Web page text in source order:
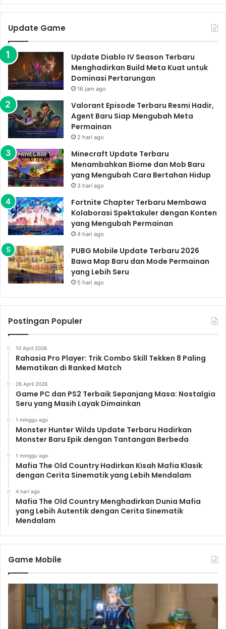
kemungkinan akan ditingkatkan secara signifikan.
peningkatan pada sistem gameplay, dengan
penambahan fitur-fitur baru yang akan membuat
pengalaman bermain game lebih menarik dan
menantang. Mungkin akan ada senjata baru,
kemampuan baru bagi Sam, dan bahkan mungkin area
yang lebih luas untuk dijelajahi.
Read Also:
Monster Hunter Wilds Segera Hadir: Siapkan
Senjata dan Nyali untuk Bertarung Lawan
Monster Raksasa yang Lebih Buas!
GTA 6 Resmi Kembali! Siap Masuk ke Dunia
Kriminal yang Lebih Gila, Brutal, dan Bebas
dari Aturan
Cerita Baru, Misteri Baru
Tentu saja, yang paling ditunggu-tunggu adalah cerita
baru yang akan disajikan dalamDeath Stranding 2.
tentang plot cerita yang akan dikembangkan, tetapi
Sam akan menghadapi ancaman baru? Apakah dia
akan bertemu dengan karakter-karakter baru?
Pertanyaan-pertanyaan ini masih menjadi misteri yang
akan terjawab setelah game ini dirilis.
Kembalinya Pemain Lama dan
Wajah-wajah Baru
Meskipun belum ada konfirmasi resmi, diharapkan
bahwa beberapa karakter ikonik dari
akan kembali hadir dalam sekuelnya. Kehadiran
Norman Reedus sebagai Sam Porter Bridges sudah
dipastikan, dan mungkin kita akan melihat kembali Léa
Seydoux, Guillermo del Toro, dan Troy Baker. Selain itu,
kemungkinan besar akan ada wajah-wajah baru yang
kekayaan dan kompleksitas cerita.
Antisipasi dan Ekspektasi
Tinggi
Pengumuman Death Stranding 2telah memicu
antusiasme yang luar biasa di kalangan para gamer.
Game ini telah menjadi salah satu game yang paling
Update Game
Update Diablo IV Season Terbaru
Menghadirkan Build Meta Kuat untuk
Dominasi Pertarungan
16 jam ago
Valorant Episode Terbaru Resmi Hadir,
Agent Baru Siap Mengubah Meta
Permainan
2 hari ago
Minecraft Update Terbaru
Menambahkan Biome dan Mob Baru
yang Mengubah Cara Bertahan Hidup
3 hari ago
Fortnite Chapter Terbaru Membawa
Kolaborasi Spektakuler dengan Konten
yang Mengubah Permainan
4 hari ago
PUBG Mobile Update Terbaru 2026
Bawa Map Baru dan Mode Permainan
yang Lebih Seru
5 hari ago
Postingan Populer
10 April 2026
Rahasia Pro Player: Trik Combo Skill Tekken 8 Paling
Mematikan di Ranked Match
26 April 2026
Game PC dan PS2 Terbaik Sepanjang Masa: Nostalgia
Seru yang Masih Layak Dimainkan
1 minggu ago
Monster Hunter Wilds Update Terbaru Hadirkan
Monster Baru Epik dengan Tantangan Berbeda
1 minggu ago
Mafia The Old Country Hadirkan Kisah Mafia Klasik
dengan Cerita Sinematik yang Lebih Mendalam
4 hari ago
Mafia The Old Country Menghadirkan Dunia Mafia
yang Lebih Autentik dengan Cerita Sinematik
Mendalam
Game Mobile